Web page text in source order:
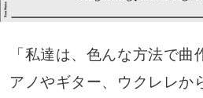
「私達は、色んな方法で
アノやギター、ウクレレか